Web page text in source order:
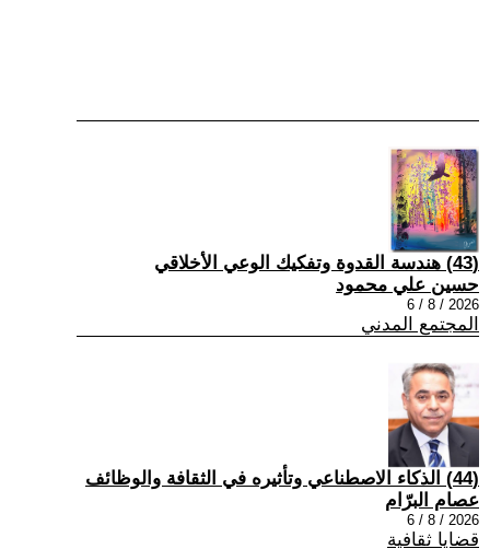
(43) هندسة القدوة وتفكيك الوعي الأخلاقي
حسين علي محمود
2026 / 8 / 6
المجتمع المدني
(44) الذكاء الاصطناعي وتأثيره في الثقافة والوظائف
عصام البرّام
2026 / 8 / 6
قضايا ثقافية